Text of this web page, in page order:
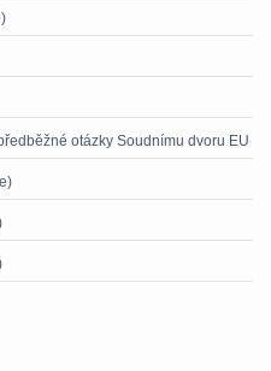
otázky Soudnímu dvoru EU